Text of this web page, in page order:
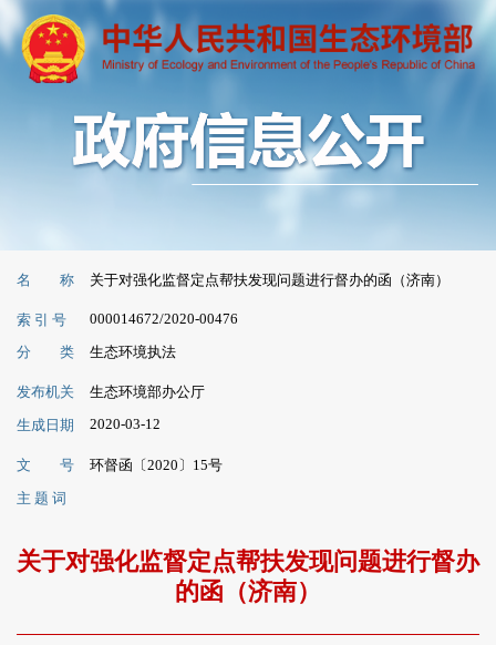
名 称 关于对强化监督定点帮扶发现问题进行督办的函（济南）
索 引 号 000014672/2020-00476
分 类 生态环境执法
发布机关
生态环境部办公厅
生成日期
2020-03-12
文 号
环督函〔2020〕15号
主 题 词
关于对强化监督定点帮扶发现问题进行督办
的函（济南）